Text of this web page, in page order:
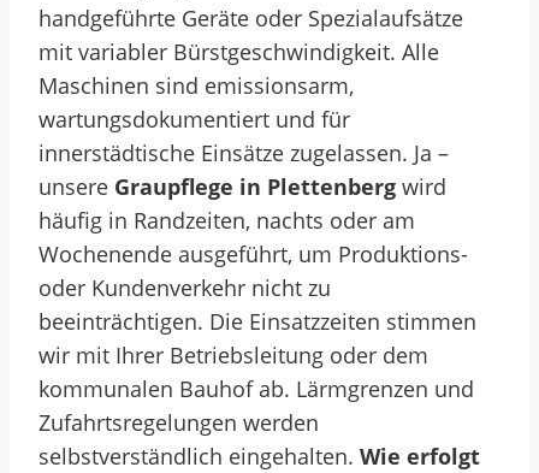
handgeführte Geräte oder Spezialaufsätze
mit variabler Bürstgeschwindigkeit. Alle
Maschinen sind emissionsarm,
wartungsdokumentiert und für
innerstädtische Einsätze zugelassen. Ja –
unsere Graupflege in Plettenberg wird
häufig in Randzeiten, nachts oder am
Wochenende ausgeführt, um Produktions-
oder Kundenverkehr nicht zu
beeinträchtigen. Die Einsatzzeiten stimmen
wir mit Ihrer Betriebsleitung oder dem
kommunalen Bauhof ab. Lärmgrenzen und
Zufahrtsregelungen werden
selbstverständlich eingehalten. Wie erfolgt